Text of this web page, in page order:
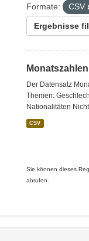
Formate:
CSV
Ergebnisse
Der Datensatz
Themen:
Nationalitäten
CSV
Sie können dieses
abrufen.